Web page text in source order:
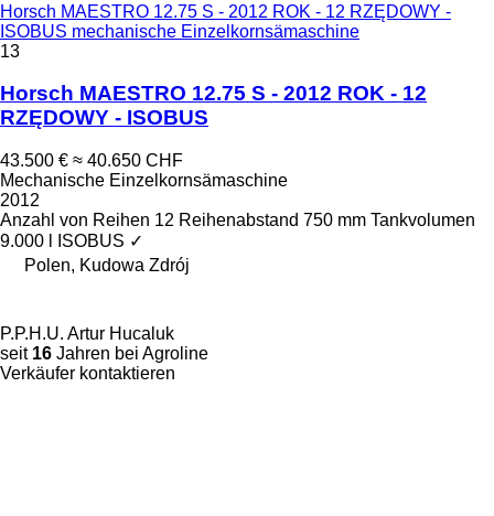
Horsch MAESTRO 12.75 S - 2012 ROK - 12 RZĘDOWY -
ISOBUS mechanische Einzelkornsämaschine
13
Horsch MAESTRO 12.75 S - 2012 ROK - 12
RZĘDOWY - ISOBUS
43.500 € ≈ 40.650 CHF
Mechanische Einzelkornsämaschine
2012
Anzahl von Reihen 12 Reihenabstand 750 mm Tankvolumen
9.000 l
ISOBUS ✓
Polen, Kudowa Zdrój
P.P.H.U. Artur Hucaluk
seit 16 Jahren bei Agroline
Verkäufer kontaktieren